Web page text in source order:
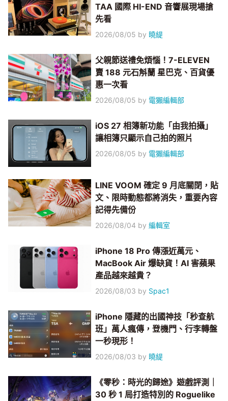
TAA 國際 HI-END 音響展現場搶
先看
2026/08/05 by 曉緹
父親節送禮免煩惱！7-ELEVEN
賣 188 元石斛蘭 星巴克、百貨優
惠一次看
2026/08/05 by 電獺編輯部
iOS 27 相簿新功能「由我拍攝」
讓相簿只顯示自己拍的照片
2026/08/05 by 電獺編輯部
LINE VOOM 確定 9 月底關閉，貼
文、限時動態都將消失，重要內容
記得先備份
2026/08/04 by編輯室
iPhone 18 Pro 傳漲近萬元、
MacBook Air 爆缺貨！AI 害蘋果
產品越來越貴？
2026/08/03 by Spac1
iPhone 隱藏的出國神技「秒查航
班」萬人瘋傳，登機門、行李轉盤
一秒現形！
2026/08/03 by 曉緹
《零秒：時光的歸途》遊戲評測｜
30 秒 1 局打造特別的 Roguelike